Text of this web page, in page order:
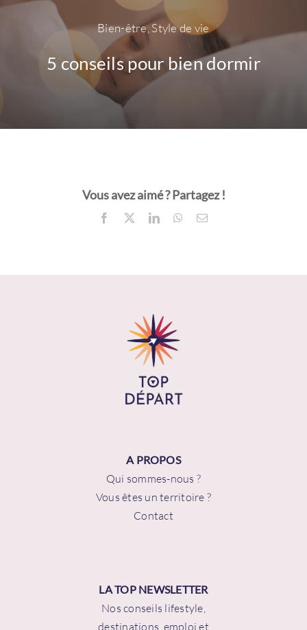
Bien-être,Style de vie
5 conseils pour bien dormir
Vous avez aimé ? Partagez !
Facebook
X LinkedInWhatsApp
Email
A PROPOS
Qui sommes-nous ?
Vous êtes un territoire ?
Contact
LA TOP NEWSLETTER
Nos conseils lifestyle,
destinations, emploi et